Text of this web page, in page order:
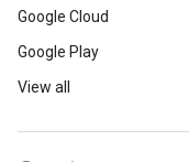
Google Cloud
Google Play
View all